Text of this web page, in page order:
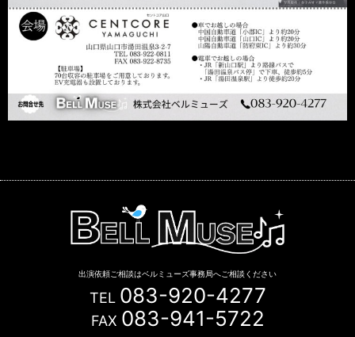
出演依頼ご相談はベルミューズ事務局へご相談ください
TEL 083-920-4277
FAX 083-941-5722